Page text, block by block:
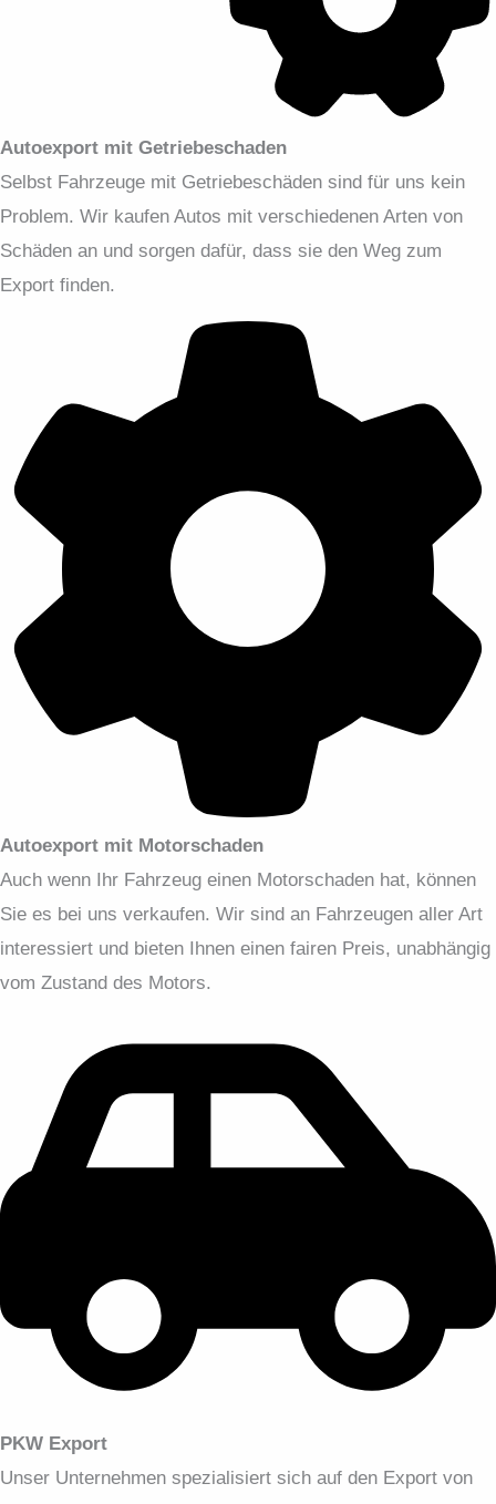
Autoexport mit Getriebeschaden
Selbst Fahrzeuge mit Getriebeschäden sind für uns kein
Problem. Wir kaufen Autos mit verschiedenen Arten von
Schäden an und sorgen dafür, dass sie den Weg zum
Export finden.
Autoexport mit Motorschaden
Auch wenn Ihr Fahrzeug einen Motorschaden hat, können
Sie es bei uns verkaufen. Wir sind an Fahrzeugen aller Art
interessiert und bieten Ihnen einen fairen Preis, unabhängig
vom Zustand des Motors.
PKW Export
Unser Unternehmen spezialisiert sich auf den Export von